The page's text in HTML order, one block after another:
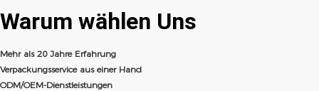
Warum wählen Uns
Mehr als 20 Jahre Erfahrung
Verpackungsservice aus einer Hand
ODM/OEM-Dienstleistungen